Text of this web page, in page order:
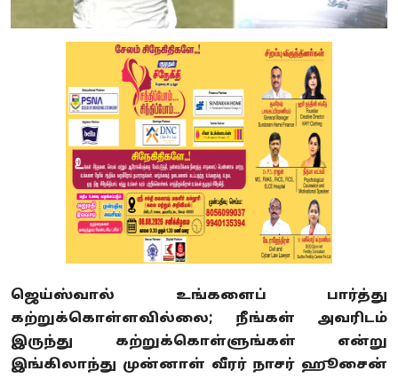
ஜெய்ஸ்வால் உங்களைப் பார்த்து
கற்றுக்கொள்ளவில்லை; நீங்கள் அவரிடம்
இருந்து கற்றுக்கொள்ளுங்கள் என்று
இங்கிலாந்து முன்னாள் வீரர் நாசர் ஹூசைன்